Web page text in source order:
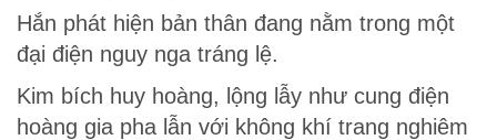
Hắn phát hiện bản thân đang nằm trong một
đại điện nguy nga tráng lệ.
Kim bích huy hoàng, lộng lẫy như cung điện
hoàng gia pha lẫn với không khí trang nghiêm